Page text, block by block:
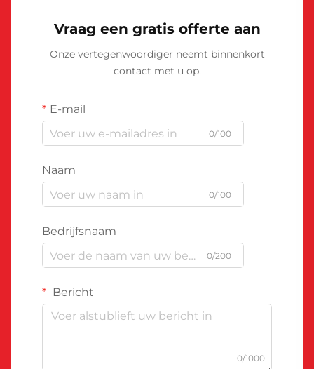
Vraag een gratis offerte aan
Onze vertegenwoordiger neemt binnenkort
contact met u op.
E-mail
0/100
Naam
0/100
Bedrijfsnaam
0/200
Bericht
0/1000